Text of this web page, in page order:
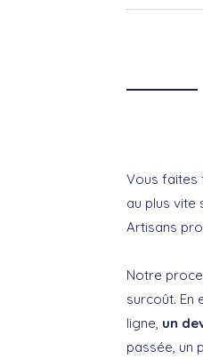
Vous faites
au plus vite
Artisans
Notre
surcoût. En
ligne, un
passée, un